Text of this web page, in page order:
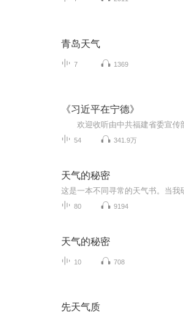
青岛天气
7 1369
《习近平在宁德》
54 341.9万
天气的秘密
80 9194
天气的秘密
10 708
先天气质